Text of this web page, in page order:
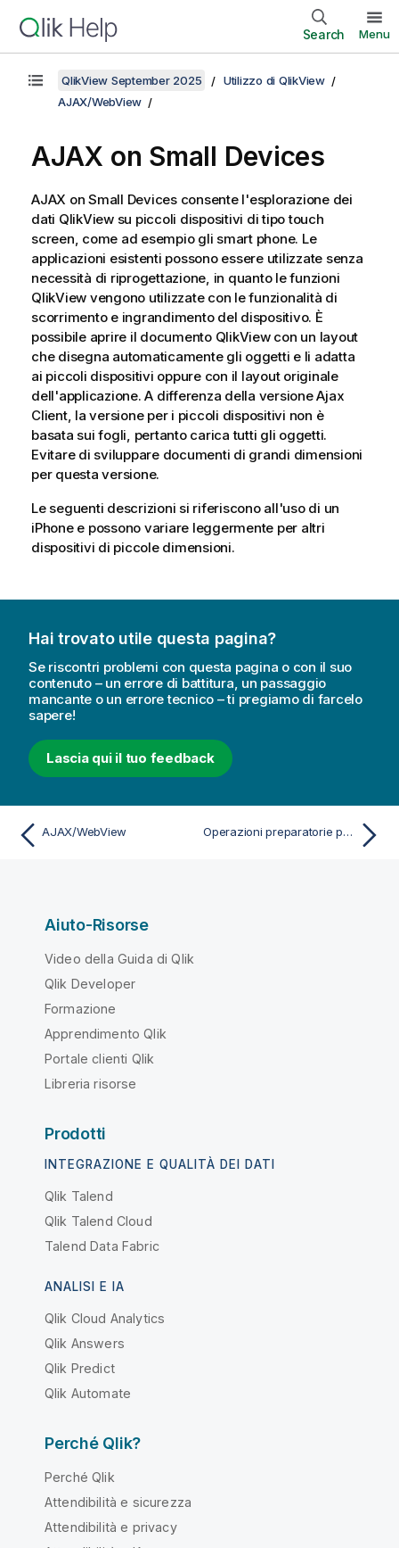
Search Menu
QlikView September 2025
Utilizzo di QlikView
AJAX/WebView
AJAX on Small Devices
AJAX on Small Devices consente l'esplorazione dei
dati QlikView su piccoli dispositivi di tipo touch
screen, come ad esempio gli smart phone. Le
applicazioni esistenti possono essere utilizzate senza
necessità di riprogettazione, in quanto le funzioni
QlikView vengono utilizzate con le funzionalità di
scorrimento e ingrandimento del dispositivo. È
possibile aprire il documento QlikView con un layout
che disegna automaticamente gli oggetti e li adatta
ai piccoli dispositivi oppure con il layout originale
dell'applicazione. A differenza della versione Ajax
Client, la versione per i piccoli dispositivi non è
basata sui fogli, pertanto carica tutti gli oggetti.
Evitare di sviluppare documenti di grandi dimensioni
per questa versione.
Le seguenti descrizioni si riferiscono all'uso di un
iPhone e possono variare leggermente per altri
dispositivi di piccole dimensioni.
Hai trovato utile questa pagina?
Se riscontri problemi con questa pagina o con il suo
contenuto – un errore di battitura, un passaggio
mancante o un errore tecnico – ti pregiamo di farcelo
sapere!
Lascia qui il tuo feedback
AJAX/WebView Operazioni preparatorie per AJAX on Small Devices
Aiuto-Risorse
Video della Guida di Qlik
Qlik Developer
Formazione
Apprendimento Qlik
Portale clienti Qlik
Libreria risorse
Prodotti
INTEGRAZIONE E QUALITÀ DEI DATI
Qlik Talend
Qlik Talend Cloud
Talend Data Fabric
ANALISI E IA
Qlik Cloud Analytics
Qlik Answers
Qlik Predict
Qlik Automate
Perché Qlik?
Perché Qlik
Attendibilità e sicurezza
Attendibilità e privacy